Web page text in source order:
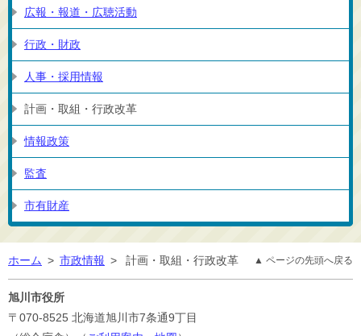
広報・報道・広聴活動
行政・財政
人事・採用情報
計画・取組・行政改革
情報政策
監査
市有財産
ホーム > 市政情報 > 計画・取組・行政改革 ▲ ページの先頭へ戻る
旭川市役所
〒070-8525 北海道旭川市7条通9丁目